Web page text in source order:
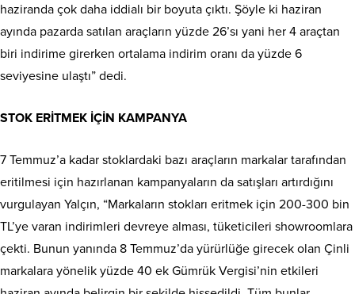
haziranda çok daha iddialı bir boyuta çıktı. Şöyle ki haziran
ayında pazarda satılan araçların yüzde 26’sı yani her 4 araçtan
biri indirime girerken ortalama indirim oranı da yüzde 6
seviyesine ulaştı” dedi.
STOK ERİTMEK İÇİN KAMPANYA
7 Temmuz’a kadar stoklardaki bazı araçların markalar tarafından
eritilmesi için hazırlanan kampanyaların da satışları artırdığını
vurgulayan Yalçın, “Markaların stokları eritmek için 200-300 bin
TL’ye varan indirimleri devreye alması, tüketicileri showroomlara
çekti. Bunun yanında 8 Temmuz’da yürürlüğe girecek olan Çinli
markalara yönelik yüzde 40 ek Gümrük Vergisi’nin etkileri